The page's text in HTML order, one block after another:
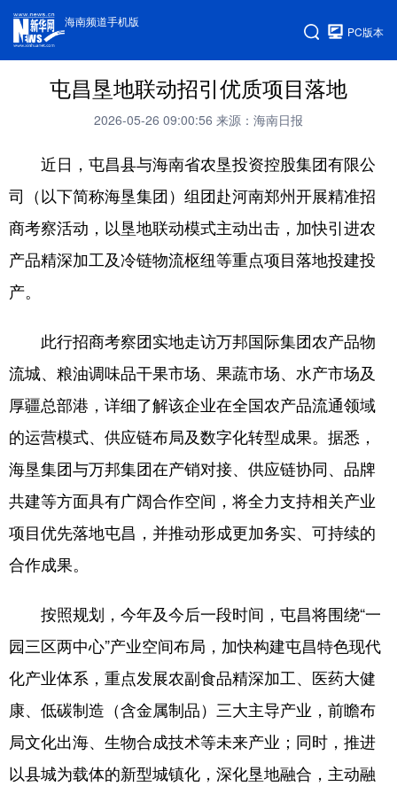
海南频道手机版
PC版本
屯昌垦地联动招引优质项目落地
2026-05-26 09:00:56 来源：海南日报
近日，屯昌县与海南省农垦投资控股集团有限公
司（以下简称海垦集团）组团赴河南郑州开展精准招
商考察活动，以垦地联动模式主动出击，加快引进农
产品精深加工及冷链物流枢纽等重点项目落地投建投
产。
此行招商考察团实地走访万邦国际集团农产品物
流城、粮油调味品干果市场、果蔬市场、水产市场及
厚疆总部港，详细了解该企业在全国农产品流通领域
的运营模式、供应链布局及数字化转型成果。据悉，
海垦集团与万邦集团在产销对接、供应链协同、品牌
共建等方面具有广阔合作空间，将全力支持相关产业
项目优先落地屯昌，并推动形成更加务实、可持续的
合作成果。
按照规划，今年及今后一段时间，屯昌将围绕“一
园三区两中心”产业空间布局，加快构建屯昌特色现代
化产业体系，重点发展农副食品精深加工、医药大健
康、低碳制造（含金属制品）三大主导产业，前瞻布
局文化出海、生物合成技术等未来产业；同时，推进
以县城为载体的新型城镇化，深化垦地融合，主动融